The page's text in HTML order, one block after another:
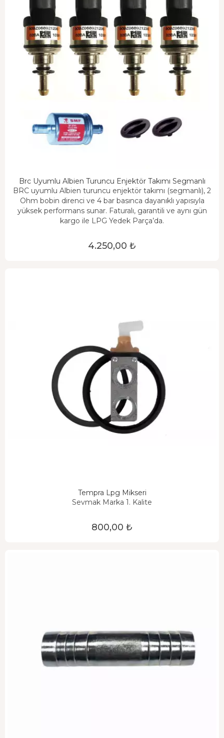
Brc Uyumlu Albien Turuncu Enjektör Takımı Segmanlı
BRC uyumlu Albien turuncu enjektör takımı (segmanlı), 2
Ohm bobin direnci ve 4 bar basınca dayanıklı yapısıyla
yüksek performans sunar. Faturalı, garantili ve aynı gün
kargo ile LPG Yedek Parça’da.
4.250,00 ₺
Tempra Lpg Mikseri
Sevmak Marka 1. Kalite
800,00 ₺